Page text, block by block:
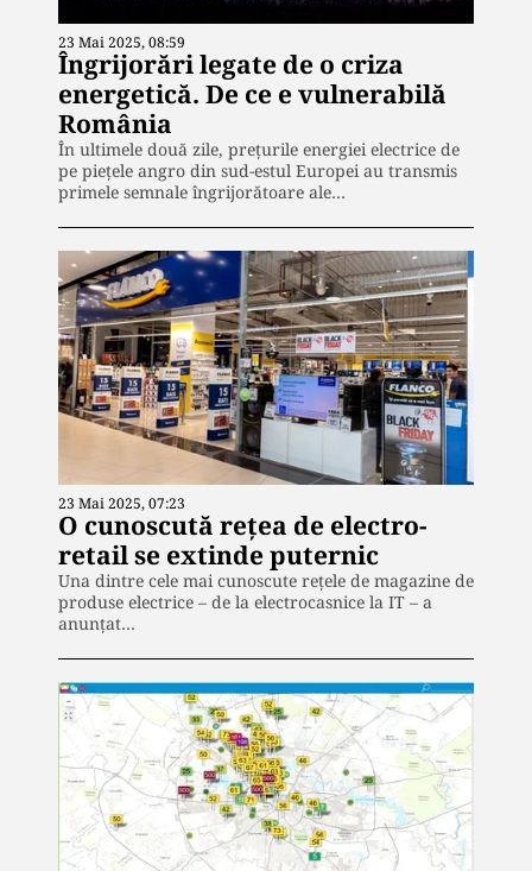
23 Mai 2025, 08:59
Îngrijorări legate de o criza
energetică. De ce e vulnerabilă
România
În ultimele două zile, prețurile energiei electrice de
pe piețele angro din sud-estul Europei au transmis
primele semnale îngrijorătoare ale…
23 Mai 2025, 07:23
O cunoscută rețea de electro-
retail se extinde puternic
Una dintre cele mai cunoscute rețele de magazine de
produse electrice – de la electrocasnice la IT – a
anunțat…